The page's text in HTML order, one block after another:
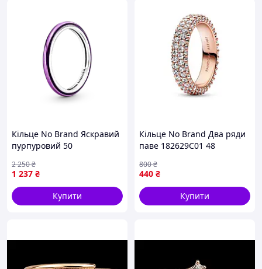
Кільце No Brand Яскравий
пурпуровий 50
1 237 ₴
2 250₴
Купити
Кільце No Brand Два ряди
паве 182629C01 48
440 ₴
800₴
Купити